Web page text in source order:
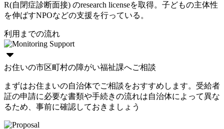
R(自閉症診断面接) のresearch licenseを取得。子どもの主体性
を伸ばすNPOなどの支援を行っている。
利用までの流れ
お住いの市区町村の障がい福祉課へご相談
まずはお住まいの自治体でご相談をおすすめします。受給者
証の申請に必要な書類や手続きの流れは自治体によって異な
るため、事前に確認しておきましょう